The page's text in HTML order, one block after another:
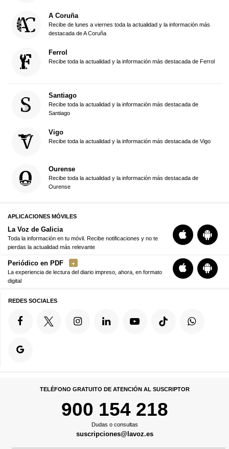
A Coruña
Recibe de lunes a viernes toda la actualidad y la información más
destacada de A Coruña
Ferrol
Recibe toda la actualidad y la información más destacada de Ferrol
Santiago
Recibe toda la actualidad y la información más destacada de
Santiago
Vigo
Recibe toda la actualidad y la información más destacada de Vigo
Ourense
Recibe toda la actualidad y la información más destacada de
Ourense
APLICACIONES MÓVILES
La Voz de Galicia
Toda la información en tu móvil. Recibe notificaciones y no te
pierdas la actualidad más relevante
Periódico en PDF
La experiencia de lectura del diario impreso, ahora, en formato
digital
REDES SOCIALES
TELÉFONO GRATUITO DE ATENCIÓN AL SUSCRIPTOR
900 154 218
Dudas o consultas
suscripciones@lavoz.es